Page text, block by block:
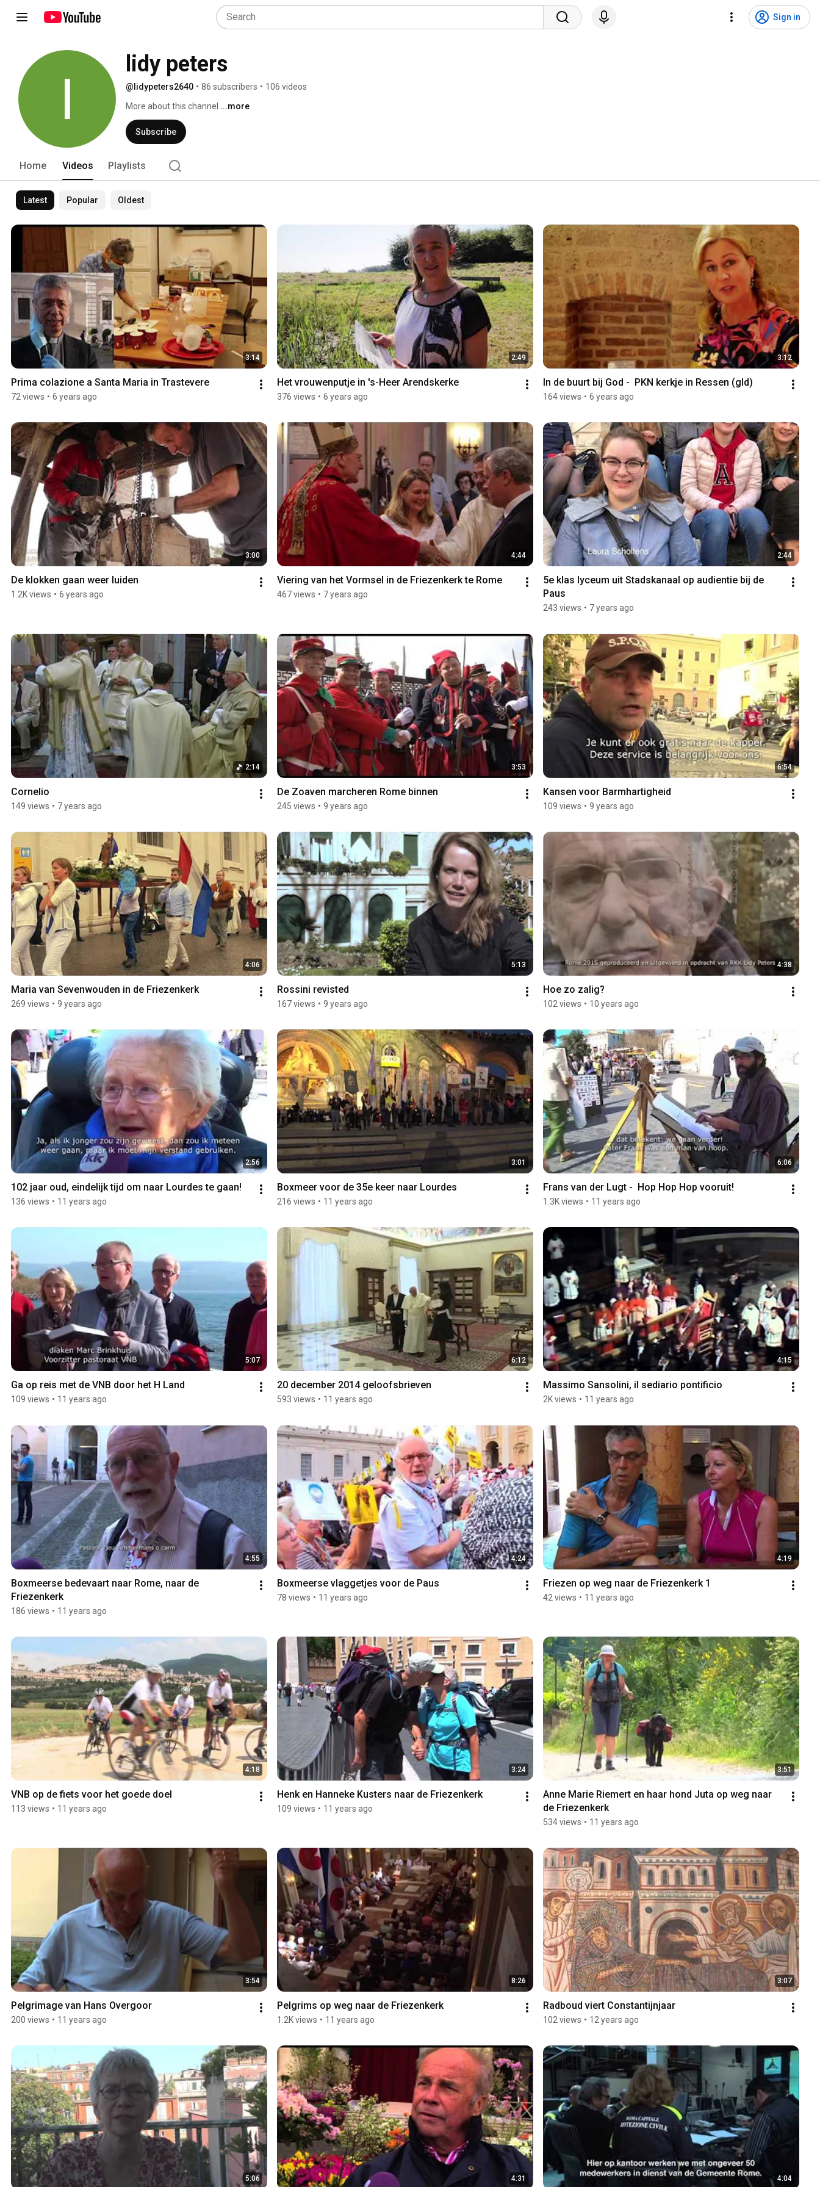
Sign in
lidy peters
@lidypeters2640 • 86 subscribers • 106 videos
More about this channel ...more
Subscribe
Home Videos Playlists
Latest Popular Oldest
3:14
Prima colazione a Santa Maria in Trastevere
72 views • 6 years ago
2:49
Het vrouwenputje in 's-Heer Arendskerke
376 views • 6 years ago
3:12
In de buurt bij God -  PKN kerkje in Ressen (gld)
164 views • 6 years ago
3:00
De klokken gaan weer luiden
1.2K views • 6 years ago
4:44
Viering van het Vormsel in de Friezenkerk te Rome
467 views • 7 years ago
2:44
5e klas lyceum uit Stadskanaal op audientie bij de
Paus
243 views • 7 years ago
2:14
Cornelio
149 views • 7 years ago
3:53
De Zoaven marcheren Rome binnen
245 views • 9 years ago
6:54
Kansen voor Barmhartigheid
109 views • 9 years ago
4:06
Maria van Sevenwouden in de Friezenkerk
269 views • 9 years ago
5:13
Rossini revisted
167 views • 9 years ago
4:38
Hoe zo zalig?
102 views • 10 years ago
2:56
102 jaar oud, eindelijk tijd om naar Lourdes te gaan!
136 views • 11 years ago
3:01
Boxmeer voor de 35e keer naar Lourdes
216 views • 11 years ago
6:06
Frans van der Lugt -  Hop Hop Hop vooruit!
1.3K views • 11 years ago
5:07
Ga op reis met de VNB door het H Land
109 views • 11 years ago
6:12
20 december 2014 geloofsbrieven
593 views • 11 years ago
4:15
Massimo Sansolini, il sediario pontificio
2K views • 11 years ago
4:55
Boxmeerse bedevaart naar Rome, naar de
Friezenkerk
186 views • 11 years ago
4:24
Boxmeerse vlaggetjes voor de Paus
78 views • 11 years ago
4:19
Friezen op weg naar de Friezenkerk 1
42 views • 11 years ago
4:18
VNB op de fiets voor het goede doel
113 views • 11 years ago
3:24
Henk en Hanneke Kusters naar de Friezenkerk
109 views • 11 years ago
3:51
Anne Marie Riemert en haar hond Juta op weg naar
de Friezenkerk
534 views • 11 years ago
3:54
Pelgrimage van Hans Overgoor
200 views • 11 years ago
8:26
Pelgrims op weg naar de Friezenkerk
1.2K views • 11 years ago
3:07
Radboud viert Constantijnjaar
102 views • 12 years ago
5:06 4:31 4:04